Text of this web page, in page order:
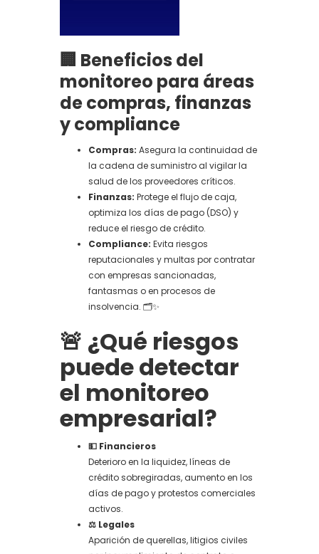
🏢 Beneficios del
monitoreo para áreas
de compras, finanzas
y compliance
Compras: Asegura la continuidad de
la cadena de suministro al vigilar la
salud de los proveedores críticos.
Finanzas: Protege el flujo de caja,
optimiza los días de pago (DSO) y
reduce el riesgo de crédito.
Compliance: Evita riesgos
reputacionales y multas por contratar
con empresas sancionadas,
fantasmas o en procesos de
insolvencia. 🗂️✨
🚨 ¿Qué riesgos
puede detectar
el monitoreo
empresarial?
💵 Financieros
Deterioro en la liquidez, líneas de
crédito sobregiradas, aumento en los
días de pago y protestos comerciales
activos.
⚖️ Legales
Aparición de querellas, litigios civiles